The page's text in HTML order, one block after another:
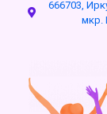
666703,
мкр.